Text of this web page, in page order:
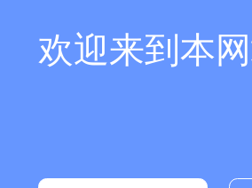
欢迎来到本